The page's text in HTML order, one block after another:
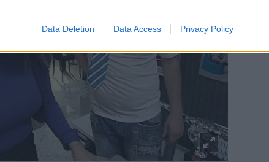
Data Deletion Data Access Privacy Policy